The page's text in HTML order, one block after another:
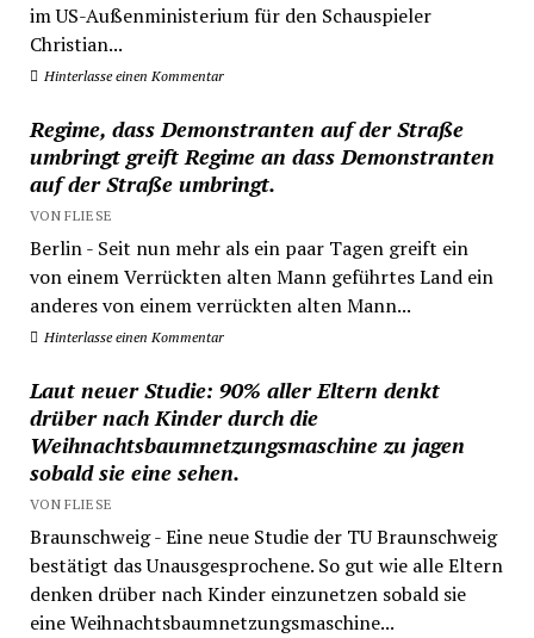
im US-Außenministerium für den Schauspieler
Christian...
Hinterlasse einen Kommentar
Regime, dass Demonstranten auf der Straße
umbringt greift Regime an dass Demonstranten
auf der Straße umbringt.
VON FLIESE
Berlin - Seit nun mehr als ein paar Tagen greift ein
von einem Verrückten alten Mann geführtes Land ein
anderes von einem verrückten alten Mann...
Hinterlasse einen Kommentar
Laut neuer Studie: 90% aller Eltern denkt
drüber nach Kinder durch die
Weihnachtsbaumnetzungsmaschine zu jagen
sobald sie eine sehen.
VON FLIESE
Braunschweig - Eine neue Studie der TU Braunschweig
bestätigt das Unausgesprochene. So gut wie alle Eltern
denken drüber nach Kinder einzunetzen sobald sie
eine Weihnachtsbaumnetzungsmaschine...